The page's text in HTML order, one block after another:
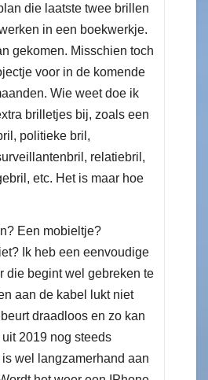
die laatste twee brillen
in een boekwerkje.
gekomen. Misschien toch
voor in de komende
Wie weet doe ik
brilletjes bij, zoals een
politieke bril,
relatiebril,
etc. Het is maar hoe
Een mobieltje?
Ik heb een eenvoudige
die begint wel gebreken te
aan de kabel lukt niet
draadloos en zo kan
2019 nog steeds
wel langzamerhand aan